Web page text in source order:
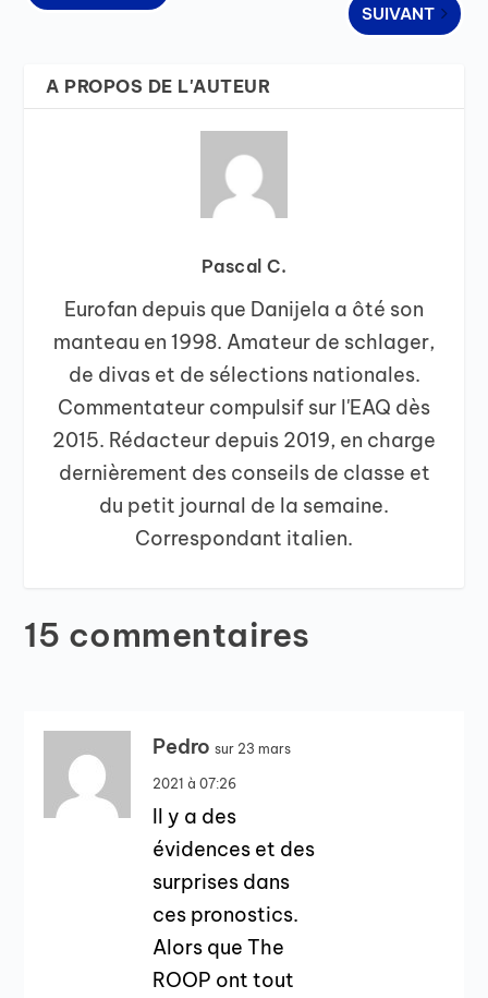
SUIVANT
A PROPOS DE L'AUTEUR
Pascal C.
Eurofan depuis que Danijela a ôté son
manteau en 1998. Amateur de schlager,
de divas et de sélections nationales.
Commentateur compulsif sur l'EAQ dès
2015. Rédacteur depuis 2019, en charge
dernièrement des conseils de classe et
du petit journal de la semaine.
Correspondant italien.
15 commentaires
Pedro sur 23 mars
2021 à 07:26
Il y a des
évidences et des
surprises dans
ces pronostics.
Alors que The
ROOP ont tout